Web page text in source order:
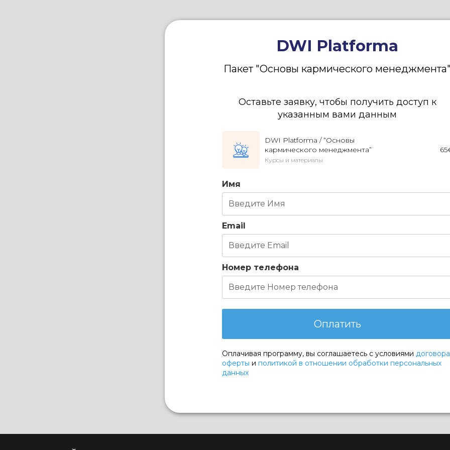
DWI Platforma
Пакет "Основы кармического
Оставьте заявку, чтобы получить доступ к
указанным вами данным
DWI Platforma / “Основы
кармического менеджмента”
Курсы и материалы
65
Имя
Email
Номер телефона
Оплатить
Оплачивая программу, вы соглашаетесь с условиями договора
оферты и политикой в отношении обработки персональных
данных